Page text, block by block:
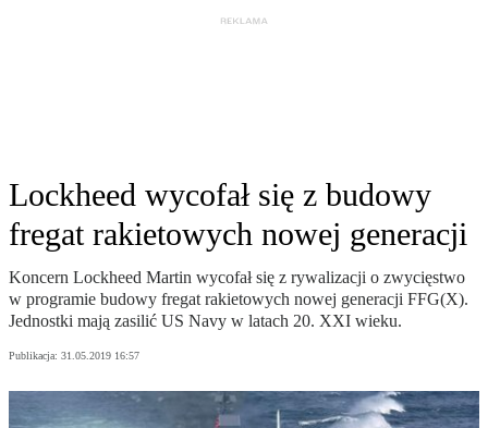
Lockheed wycofał się z budowy
fregat rakietowych nowej generacji
Koncern Lockheed Martin wycofał się z rywalizacji o zwycięstwo
w programie budowy fregat rakietowych nowej generacji FFG(X).
Jednostki mają zasilić US Navy w latach 20. XXI wieku.
Publikacja: 31.05.2019 16:57